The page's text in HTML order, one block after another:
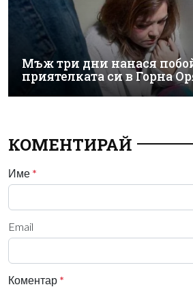
Мъж три дни нанася
приятелката си в Горна
КОМЕНТИРАЙ
Име *
Email
Коментар *